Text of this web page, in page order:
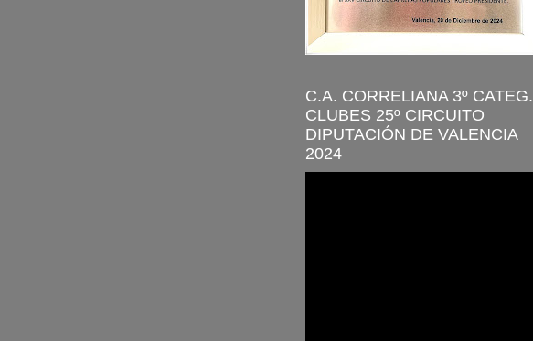
C.A. CORRELIANA 3º CATEG.
CLUBES 25º CIRCUITO
DIPUTACIÓN DE VALENCIA
2024